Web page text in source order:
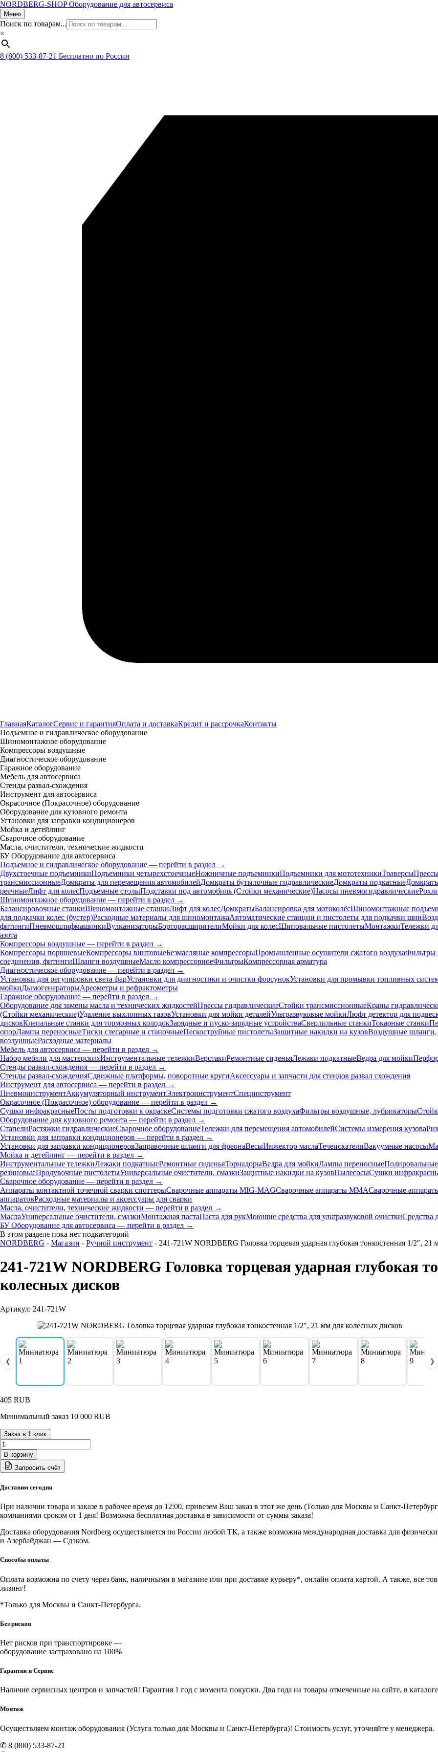
NORDBERG-SHOP Оборудование для автосервиса
Меню
Поиск по товарам...
×
8 (800) 533-87-21 Бесплатно по России
ГлавнаяКаталогСервис и гарантияОплата и доставкаКредит и рассрочкаКонтакты
Подъемное и гидравлическое оборудование
Шиномонтажное оборудование
Компрессоры воздушные
Диагностическое оборудование
Гаражное оборудование
Мебель для автосервиса
Стенды развал-схождения
Инструмент для автосервиса
Окрасочное (Покрасочное) оборудование
Оборудование для кузовного ремонта
Установки для заправки кондиционеров
Мойка и детейлинг
Сварочное оборудование
Масла, очистители, технические жидкости
БУ Оборудование для автосервиса
Подъемное и гидравлическое оборудование — перейти в раздел →
Двухстоечные подъемникиПодъемники четырехстоечныеНожничные подъемникиПодъемники для мототехникиТраверсы
трансмиссионныеДомкраты для перемещения автомобилейДомкраты бутылочные гидравлическиеДомкраты подкатные
реечныеЛифт для колесПодъемные столыПодставки под автомобиль (Стойки механические)Насосы пневмогидравлические
Шиномонтажное оборудование — перейти в раздел →
Балансировочные станкиШиномонтажные станкиЛифт для колесДомкратыБалансировка для мотоколёсШиномонтажные
для подкачки колес (бустер)Расходные материалы для шиномонтажаАвтоматические станции и пистолеты для подкачки шин
фитингиПневмошлифмашинкиВулканизаторыБорторасширителиМойки для колесШиповальные пистолетыМонтажкиТележки
азота
Компрессоры воздушные — перейти в раздел →
Компрессоры поршневыеКомпрессоры винтовыеБезмасляные компрессорыПромышленные осушители сжатого воздухаФильтры
соединения, фитингиШланги воздушныеМасло компрессорноеФильтрыКомпрессорная арматура
Диагностическое оборудование — перейти в раздел →
Установки для регулировки света фарУстановки для диагностики и очистки форсунокУстановки для промывки топливных
мойкиДымогенераторыАреометры и рефрактометры
Гаражное оборудование — перейти в раздел →
Оборудование для замены масла и технических жидкостейПрессы гидравлическиеСтойки трансмиссионныеКраны
(Стойки механические)Удаление выхлопных газовУстановки для мойки деталейУльтразвуковые мойкиЛюфт детектор для
дисковКлепальные станки для тормозных колодокЗарядные и пуско-зарядные устройстваСверлильные станкиТокарные станки
опорЛампы переносныеТиски слесарные и станочныеПескоструйные пистолетыЗащитные накидки на кузовВоздушные шланги,
воздушныеРасходные материалы
Мебель для автосервиса — перейти в раздел →
Набор мебели для мастерскихИнструментальные тележкиВерстакиРемонтные сиденьяЛежаки подкатныеВедра для мойки
Стенды развал-схождения — перейти в раздел →
Стенды развал-схожденияСдвижные платформы, поворотные кругиАксессуары и запчасти для стендов развал схождения
Инструмент для автосервиса — перейти в раздел →
ПневмоинструментАккумуляторный инструментЭлектроинструментСпецинструмент
Окрасочное (Покрасочное) оборудование — перейти в раздел →
Сушки инфракрасныеПосты подготовки к окраскеСистемы подготовки сжатого воздухаФильтры воздушные, лубрикаторы
Оборудование для кузовного ремонта — перейти в раздел →
СтапелиРастяжки гидравлическиеСварочное оборудованиеТележки для перемещения автомобилейСистемы измерения кузова
Установки для заправки кондиционеров — перейти в раздел →
Установки для заправки кондиционеровЗаправочные шланги для фреонаВесыИнжектор маслаТечеискателиВакуумные насосы
Мойка и детейлинг — перейти в раздел →
Инструментальные тележкиЛежаки подкатныеРемонтные сиденьяТорнадорыВедра для мойкиЛампы переносные
резиновыеПродувочные пистолетыУниверсальные очистители, смазкиЗащитные накидки на кузовПылесосыСушки
Сварочное оборудование — перейти в раздел →
Аппараты контактной точечной сварки cпоттерыСварочные аппараты MIG-MAGСварочные аппараты MMAСварочные
аппаратовРасходные материалы и аксессуары для сварки
Масла, очистители, технические жидкости — перейти в раздел →
МаслаУниверсальные очистители, смазкиМонтажная пастаПаста для рукМоющие средства для ультразвуковой очисткиСредства
БУ Оборудование для автосервиса — перейти в раздел →
В этом разделе пока нет подкатегорий
NORDBERG - Магазин - Ручной инструмент - 241-721W NORDBERG Головка торцевая ударная глубокая тонкостенная 1/2″, 21
241-721W NORDBERG Головка торцевая ударная глубокая
колесных дисков
Артикул: 241-721W
❮ ❯
405 RUB
Минимальный заказ 10 000 RUB
Заказ в 1 клик
Количество
товара
241-
721W
Головка
ударная
глубокая
1/2",
21
для
дисков
В корзину
Запросить счёт
Доставим сегодня
При наличии товара и заказе в рабочее время до 12:00, привезем Ваш заказ в этот же день (Только для Москвы и Санкт-
компаниями сроком от 1 дня! Возможна бесплатная доставка в зависимости от суммы заказа!
Доставка оборудования Nordberg осуществляется по России любой ТК, а также возможна международная доставка для
и Азербайджан — Сдэком.
Способы оплаты
Оплата возможна по счету через банк, наличными в магазине или при доставке курьеру*, онлайн оплата картой. А также, все
лизинг!
*Только для Москвы и Санкт-Петербурга.
Без рисков
Нет рисков при транспортировке —
оборудование застраховано на 100%
Гарантия и Сервис
Наличие сервисных центров и запчастей! Гарантия 1 год с момента покупки. Два года на товары отмеченные на сайте, в
Монтаж
Осуществляем монтаж оборудования (Услуга только для Москвы и Санкт-Петербурга)! Стоимость услуг, уточняйте у менеджера.
✆ 8 (800) 533-87-21